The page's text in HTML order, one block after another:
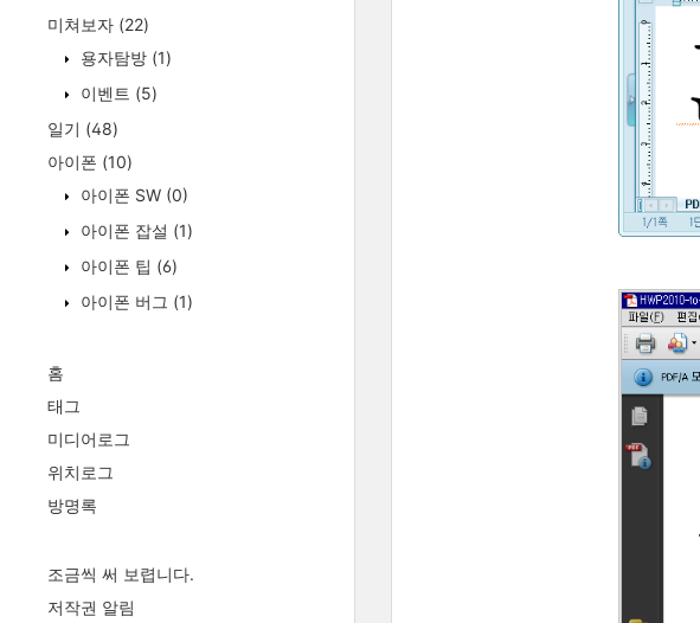
미쳐보자 (22)
용자탐방 (1)
이벤트 (5)
일기 (48)
아이폰 (10)
아이폰 SW (0)
아이폰 잡설 (1)
아이폰 팁 (6)
아이폰 버그 (1)
홈
태그
미디어로그
위치로그
방명록
조금씩 써 보렵니다.
저작권 알림